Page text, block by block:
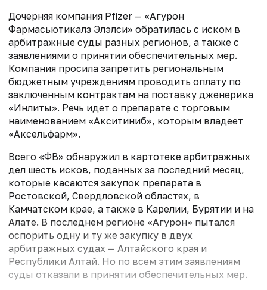
Дочерняя компания Pfizer — «Агурон
Фармасьютикалз Элэлси» обратилась с иском в
арбитражные суды разных регионов, а также с
заявлениями о принятии обеспечительных мер.
Компания просила запретить региональным
бюджетным учреждениям проводить оплату по
заключенным контрактам на поставку дженерика
«Инлиты». Речь идет о препарате с торговым
наименованием «Акситиниб», которым владеет
«Аксельфарм».
Всего «ФВ» обнаружил в картотеке арбитражных
дел шесть исков, поданных за последний месяц,
которые касаются закупок препарата в
Ростовской, Свердловской областях, в
Камчатском крае, а также в Карелии, Бурятии и на
Алате. В последнем регионе «Агурон» пытался
оспорить одну и ту же закупку в двух
арбитражных судах — Алтайского края и
Республики Алтай. Но по всем этим заявлениям
суды отказали в принятии обеспечительных мер.